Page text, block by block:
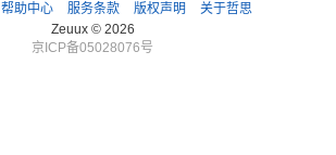
帮助中心 服务条款 版权声明
关于哲思
Zeuux © 2026
京ICP备05028076号